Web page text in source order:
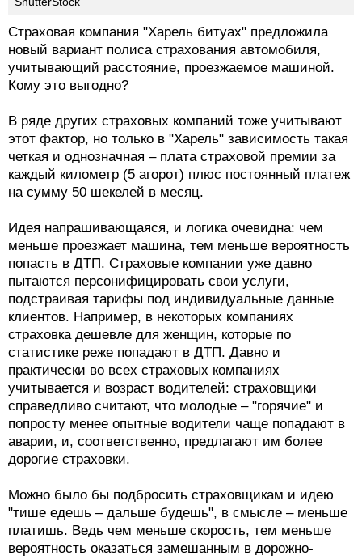
Страховая компания "Харель битуах" предложила
новый вариант полиса страхования автомобиля,
учитывающий расстояние, проезжаемое машиной.
Кому это выгодно?
В ряде других страховых компаний тоже учитывают
этот фактор, но только в "Харель" зависимость такая
четкая и однозначная – плата страховой премии за
каждый километр (5 агорот) плюс постоянный платеж
на сумму 50 шекелей в месяц.
Идея напрашивающаяся, и логика очевидна: чем
меньше проезжает машина, тем меньше вероятность
попасть в ДТП. Страховые компании уже давно
пытаются персонифицировать свои услуги,
подстраивая тарифы под индивидуальные данные
клиентов. Например, в некоторых компаниях
страховка дешевле для женщин, которые по
статистике реже попадают в ДТП. Давно и
практически во всех страховых компаниях
учитывается и возраст водителей: страховщики
справедливо считают, что молодые – "горячие" и
попросту менее опытные водители чаще попадают в
аварии, и, соответственно, предлагают им более
дорогие страховки.
Можно было бы подбросить страховщикам и идею
"тише едешь – дальше будешь", в смысле – меньше
платишь. Ведь чем меньше скорость, тем меньше
вероятность оказаться замешанным в дорожно-